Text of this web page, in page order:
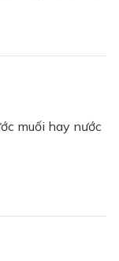
muối hay nước